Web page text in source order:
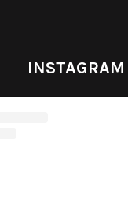
INSTAGRAM